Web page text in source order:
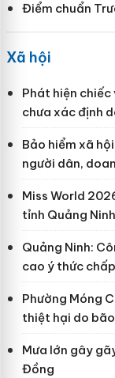
Điểm chuẩn
Xã hội
Phát hiện
chưa xác định
Bảo hiểm xã
người dân,
Miss World
tỉnh Quảng Ninh
Quảng Ninh:
cao ý thức
Phường Móng
thiệt hại do bão
Mưa lớn gây
Đồng